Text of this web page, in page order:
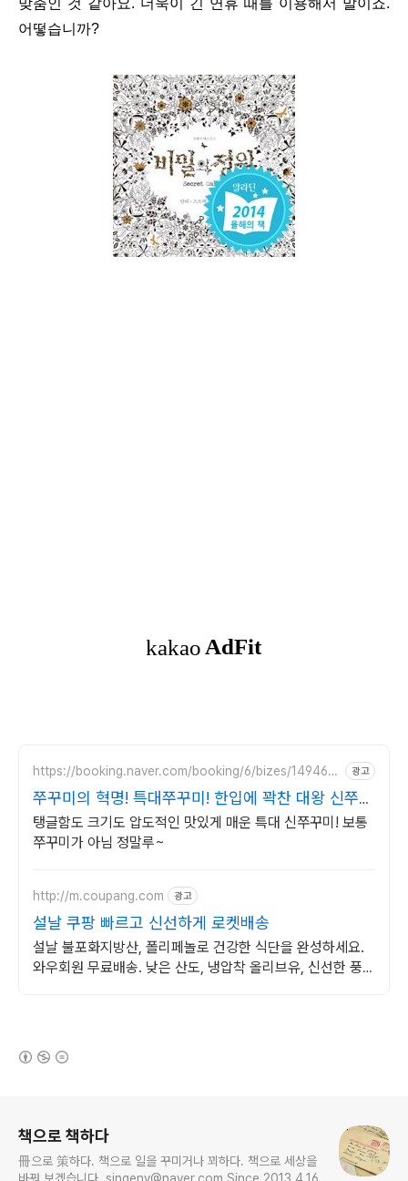
맞춤인 것 같아요. 더욱이 긴 연휴 때를 이용해서 말이죠.
어떻습니까?
https://booking.naver.com/booking/6/bizes/149463
광고
쭈꾸미의 혁명! 특대쭈꾸미! 한입에 꽉찬 대왕 신쭈꾸
미!
탱글함도 크기도 압도적인 맛있게 매운 특대 신쭈꾸미! 보통
쭈꾸미가 아님 정말루~
http://m.coupang.com 광고
설날 쿠팡 빠르고 신선하게 로켓배송
설날 불포화지방산, 폴리페놀로 건강한 식단을 완성하세요.
와우회원 무료배송. 낮은 산도, 냉압착 올리브유, 신선한 풍미
책으로 책하다
冊으로 策하다. 책으로 일을 꾸미거나 꾀하다. 책으로 세상을